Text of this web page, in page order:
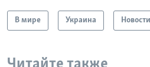
В мире Украина Новости